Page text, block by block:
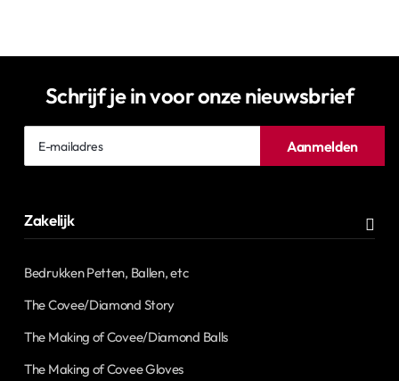
Schrijf je in voor onze nieuwsbrief
mailadres
Aanmelden
Zakelijk
Bedrukken Petten, Ballen, etc
The Covee/Diamond Story
The Making of Covee/Diamond Balls
The Making of Covee Gloves